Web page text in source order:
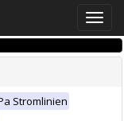
Toggle
Stromlinien